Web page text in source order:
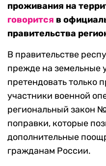
проживания на
говорится в
правительства
В правительстве
прежде на земельные
претендовать только
участники военной
региональный закон
поправки, которые
дополнительные
гражданам России.